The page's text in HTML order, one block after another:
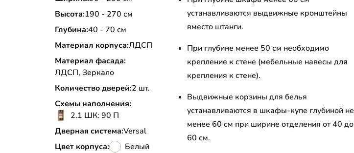
Высота:190 - 270 см
Глубина:40 - 70 см
Материал корпуса:ЛДСП
Материал фасада:
ЛДСП, Зеркало
Количество дверей:2 шт.
Схемы наполнения:
2.1 ШК: 90 П
Дверная система:Versal
Цвет корпуса:
Белый
устанавливаются выдвижные кронштейны
вместо штанги.
При глубине менее 50 см необходимо
крепление к стене (мебельные навесы для
крепления к стене).
Выдвижные корзины для белья
устанавливаются в шкафы-купе глубиной не
менее 60 см при ширине отделения от 40 до
60 см.